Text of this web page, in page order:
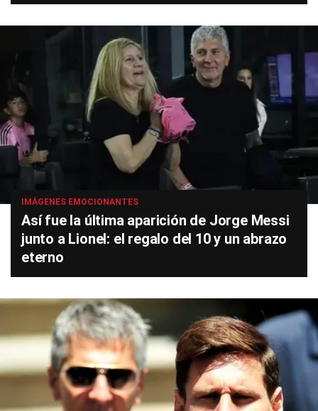
IMÁGENES EMOCIONANTES
Así fue la última aparición de Jorge Messi
junto a Lionel: el regalo del 10 y un abrazo
eterno